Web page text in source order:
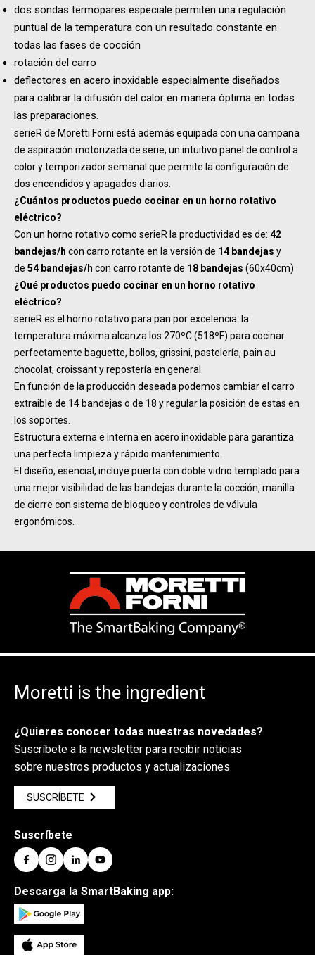
dos sondas termopares especiale permiten una regulación
puntual de la temperatura con un resultado constante en
todas las fases de cocción
rotación del carro
deflectores en acero inoxidable especialmente diseñados
para calibrar la difusión del calor en manera óptima en todas
las preparaciones.
serieR de Moretti Forni está además equipada con una campana
de aspiración motorizada de serie, un intuitivo panel de control a
color y temporizador semanal que permite la configuración de
dos encendidos y apagados diarios.
¿Cuántos productos puedo cocinar en un horno rotativo
eléctrico?
Con un horno rotativo como serieR la productividad es de: 42
bandejas/h con carro rotante en la versión de 14 bandejas y
de 54 bandejas/h con carro rotante de 18 bandejas (60x40cm)
¿Qué productos puedo cocinar en un horno rotativo
eléctrico?
serieR es el horno rotativo para pan por excelencia: la
temperatura máxima alcanza los 270ºC (518ºF) para cocinar
perfectamente baguette, bollos, grissini, pastelería, pain au
chocolat, croissant y repostería en general.
En función de la producción deseada podemos cambiar el carro
extraible de 14 bandejas o de 18 y regular la posición de estas en
los soportes.
Estructura externa e interna en acero inoxidable para garantiza
una perfecta limpieza y rápido mantenimiento.
El diseño, esencial, incluye puerta con doble vidrio templado para
una mejor visibilidad de las bandejas durante la cocción, manilla
de cierre con sistema de bloqueo y controles de válvula
ergonómicos.
Moretti is the ingredient
¿Quieres conocer todas nuestras novedades?
Suscríbete a la newsletter para recibir noticias
sobre nuestros productos y actualizaciones
SUSCRÍBETE
Suscríbete
Descarga la SmartBaking app: